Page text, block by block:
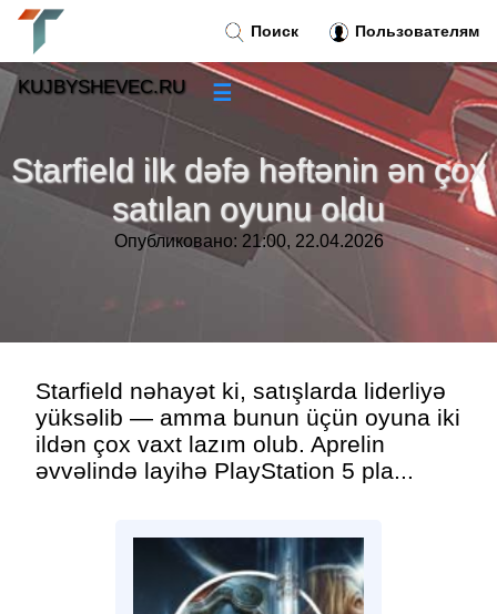
Starfield ilk dəfə həftənin ən çox
satılan oyunu oldu
Опубликовано: 21:00, 22.04.2026
Starfield nəhayət ki, satışlarda liderliyə
yüksəlib — amma bunun üçün oyuna iki
ildən çox vaxt lazım olub. Aprelin
əvvəlində layihə PlayStation 5 pla...
Поиск Пользователям
KUJBYSHEVEC.RU ☰
»
Тренды новостей »
»
Контакт»